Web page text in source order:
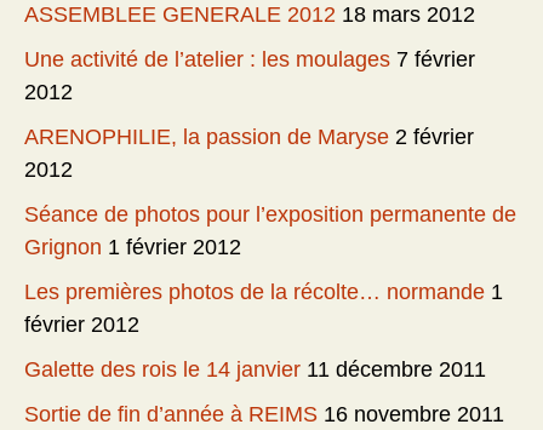
ASSEMBLEE GENERALE 2012 18 mars 2012
Une activité de l’atelier : les moulages 7 février
2012
ARENOPHILIE, la passion de Maryse 2 février
2012
Séance de photos pour l’exposition permanente de
Grignon 1 février 2012
Les premières photos de la récolte… normande 1
février 2012
Galette des rois le 14 janvier 11 décembre 2011
Sortie de fin d’année à REIMS 16 novembre 2011